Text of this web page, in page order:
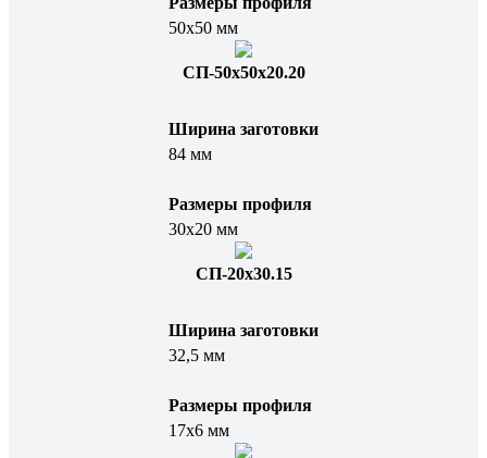
50х50 мм
СП-50х50х20.20
Ширина заготовки
84 мм
Размеры профиля
30х20 мм
СП-20х30.15
Ширина заготовки
32,5 мм
Размеры профиля
17х6 мм